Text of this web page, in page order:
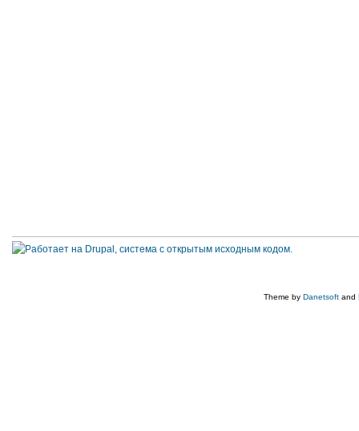
Theme by Danetsoft and